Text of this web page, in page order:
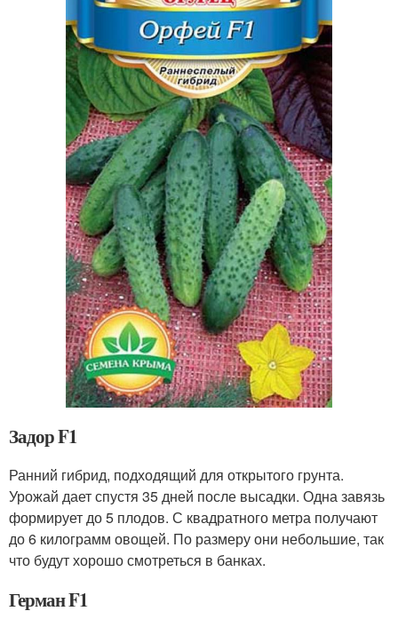
Задор F1
Ранний гибрид, подходящий для открытого грунта.
Урожай дает спустя 35 дней после высадки. Одна завязь
формирует до 5 плодов. С квадратного метра получают
до 6 килограмм овощей. По размеру они небольшие, так
что будут хорошо смотреться в банках.
Герман F1